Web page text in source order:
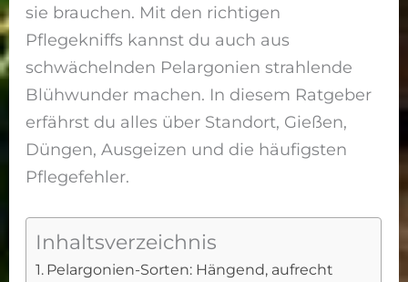
sie brauchen. Mit den richtigen
Pflegekniffs kannst du auch aus
schwächelnden Pelargonien strahlende
Blühwunder machen. In diesem Ratgeber
erfährst du alles über Standort, Gießen,
Düngen, Ausgeizen und die häufigsten
Pflegefehler.
Inhaltsverzeichnis
Pelargonien-Sorten: Hängend, aufrecht